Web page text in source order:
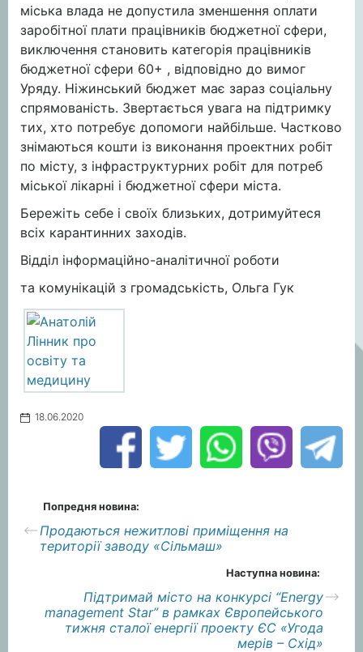
міська влада не допустила зменшення оплати
заробітної плати працівників бюджетної сфери,
виключення становить категорія працівників
бюджетної сфери 60+ , відповідно до вимог
Уряду. Ніжинський бюджет має зараз соціальну
спрямованість. Звертається увага на підтримку
тих, хто потребує допомоги найбільше. Частково
знімаються кошти із виконання проектних робіт
по місту, з інфраструктурних робіт для потреб
міської лікарні і бюджетної сфери міста.
Бережіть себе і своїх близьких, дотримуйтеся
всіх карантинних заходів.
Відділ інформаційно-аналітичної роботи
та комунікацій з громадськість, Ольга Гук
18.06.2020
Попредня новина:
Продаються нежитлові приміщення на
території заводу «Сільмаш»
Наступна новина:
Підтримай місто на конкурсі “Energy
management Star” в рамках Європейського
тижня сталої енергії проекту ЄС «Угода
мерів – Схід»